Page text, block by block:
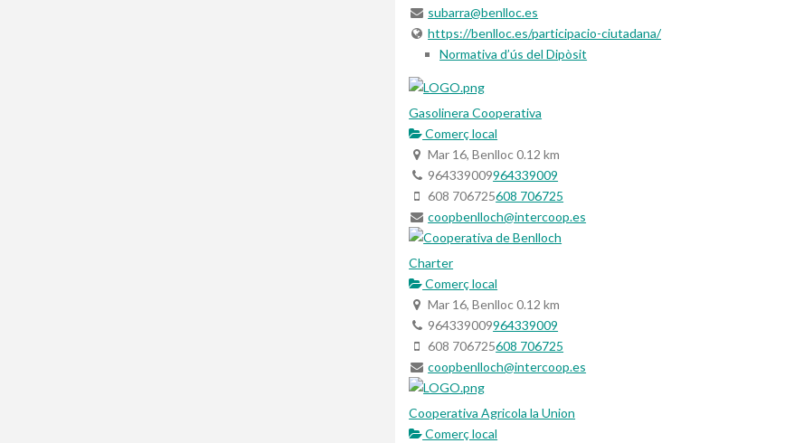
subarra@benlloc.es
https://benlloc.es/participacio-ciutadana/
Normativa d’ús del Dipòsit
Gasolinera Cooperativa
Comerç local
Mar 16, Benlloc0.12 km
964339009964339009
608 706725608 706725
coopbenlloch@intercoop.es
Charter
Comerç local
Mar 16, Benlloc0.12 km
964339009964339009
608 706725608 706725
coopbenlloch@intercoop.es
Cooperativa Agricola la Union
Comerç local